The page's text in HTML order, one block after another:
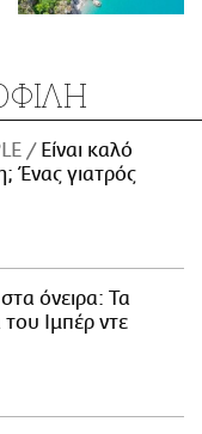
Είναι καλό
Ένας γιατρός
όνειρα: Τα
Ιμπέρ ντε